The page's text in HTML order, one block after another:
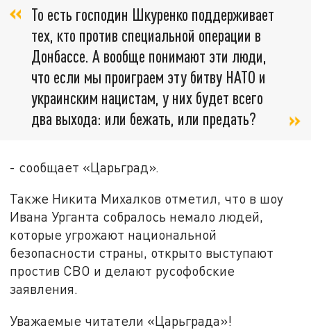
То есть господин Шкуренко поддерживает
тех, кто против специальной операции в
Донбассе. А вообще понимают эти люди,
что если мы проиграем эту битву НАТО и
украинским нацистам, у них будет всего
два выхода: или бежать, или предать?
- сообщает «Царьград».
Также Никита Михалков отметил, что в шоу
Ивана Урганта собралось немало людей,
которые угрожают национальной
безопасности страны, открыто выступают
простив СВО и делают русофобские
заявления.
Уважаемые читатели «Царьграда»!